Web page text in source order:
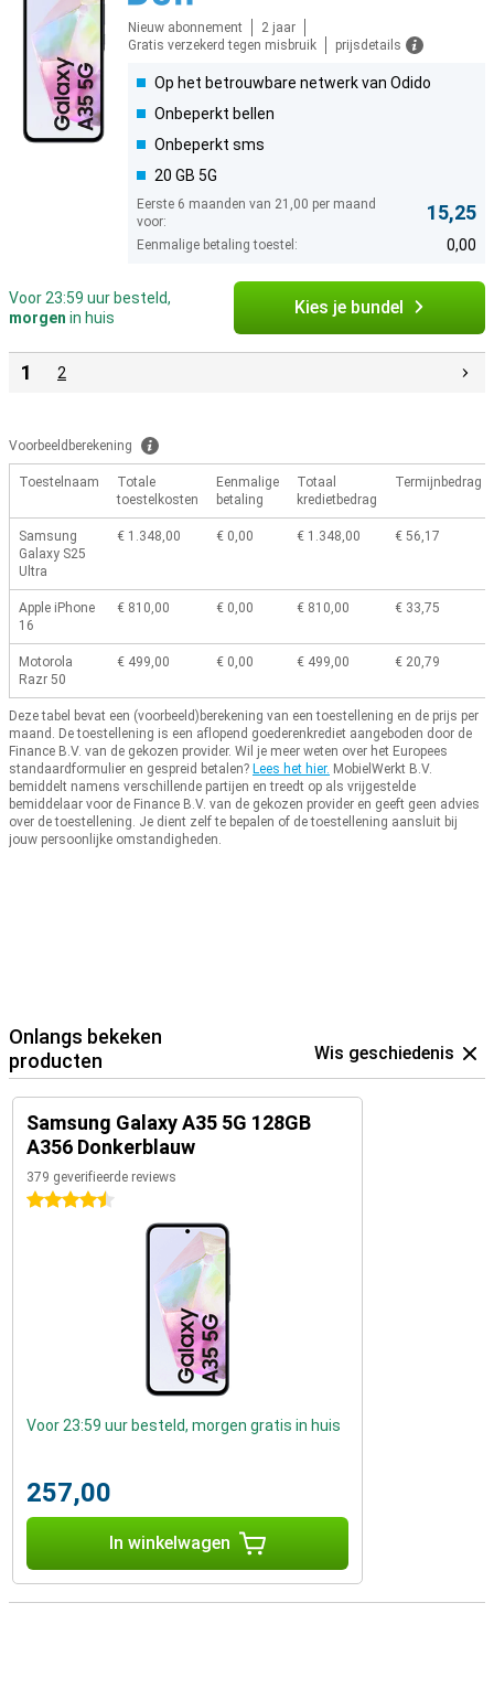
Nieuw abonnement
2 jaar
Gratis verzekerd tegen misbruik
prijsdetails
Op het betrouwbare netwerk van Odido
Onbeperkt bellen
Onbeperkt sms
20 GB 5G
Eerste 6 maanden van 21,00 per maand
voor:
15,25
Eenmalige betaling toestel: 0,00
Voor 23:59 uur besteld,
morgen in huis Kies je bundel
1 2
Voorbeeldberekening
Toestelnaam
Totale
toestelkosten
Eenmalige
betaling
Totaal
kredietbedrag
Termijnbedrag
Samsung
Galaxy S25
Ultra
€ 1.348,00 € 0,00 € 1.348,00 € 56,17
Apple iPhone
16
€ 810,00 € 0,00 € 810,00 € 33,75
Motorola
Razr 50
€ 499,00 € 0,00 € 499,00 € 20,79
Deze tabel bevat een (voorbeeld)berekening van een toestellening en de prijs per
maand. De toestellening is een aflopend goederenkrediet aangeboden door de
Finance B.V. van de gekozen provider. Wil je meer weten over het Europees
standaardformulier en gespreid betalen? Lees het hier. MobielWerkt B.V.
bemiddelt namens verschillende partijen en treedt op als vrijgestelde
bemiddelaar voor de Finance B.V. van de gekozen provider en geeft geen advies
over de toestellening. Je dient zelf te bepalen of de toestellening aansluit bij
jouw persoonlijke omstandigheden.
Onlangs bekeken
producten
Wis geschiedenis
Samsung Galaxy A35 5G 128GB
A356 Donkerblauw
379 geverifieerde reviews
4.5 sterren
Voor 23:59 uur besteld, morgen gratis in huis
257,00
In winkelwagen